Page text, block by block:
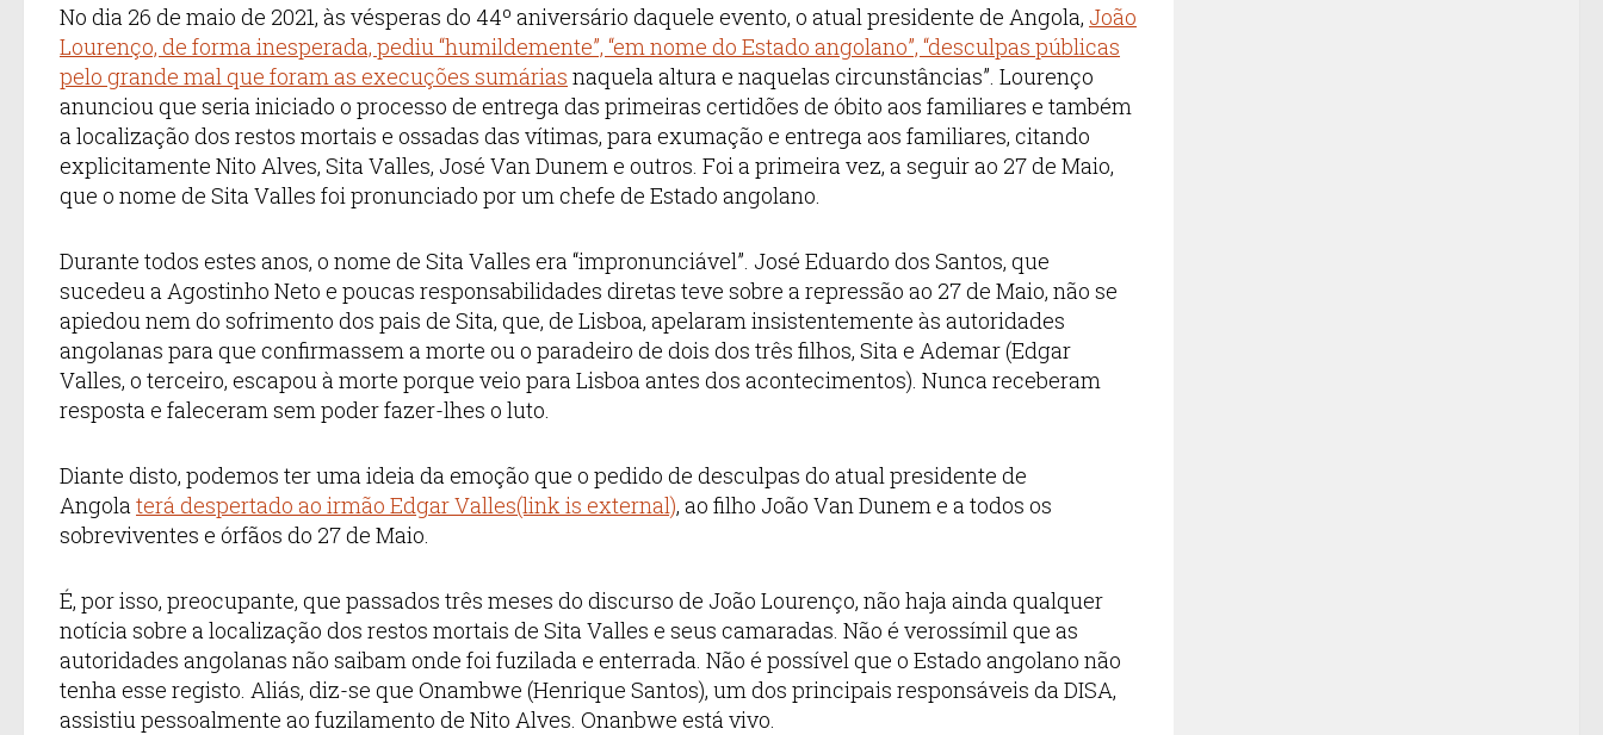
No dia 26 de maio de 2021, às vésperas do 44º aniversário daquele evento, o atual presidente de Angola, João
Lourenço, de forma inesperada, pediu “humildemente”, “em nome do Estado angolano”, “desculpas públicas
pelo grande mal que foram as execuções sumárias naquela altura e naquelas circunstâncias”. Lourenço
anunciou que seria iniciado o processo de entrega das primeiras certidões de óbito aos familiares e também
a localização dos restos mortais e ossadas das vítimas, para exumação e entrega aos familiares, citando
explicitamente Nito Alves, Sita Valles, José Van Dunem e outros. Foi a primeira vez, a seguir ao 27 de Maio,
que o nome de Sita Valles foi pronunciado por um chefe de Estado angolano.
Durante todos estes anos, o nome de Sita Valles era “impronunciável”. José Eduardo dos Santos, que
sucedeu a Agostinho Neto e poucas responsabilidades diretas teve sobre a repressão ao 27 de Maio, não se
apiedou nem do sofrimento dos pais de Sita, que, de Lisboa, apelaram insistentemente às autoridades
angolanas para que confirmassem a morte ou o paradeiro de dois dos três filhos, Sita e Ademar (Edgar
Valles, o terceiro, escapou à morte porque veio para Lisboa antes dos acontecimentos). Nunca receberam
resposta e faleceram sem poder fazer-lhes o luto.
Diante disto, podemos ter uma ideia da emoção que o pedido de desculpas do atual presidente de
Angola terá despertado ao irmão Edgar Valles(link is external), ao filho João Van Dunem e a todos os
sobreviventes e órfãos do 27 de Maio.
É, por isso, preocupante, que passados três meses do discurso de João Lourenço, não haja ainda qualquer
notícia sobre a localização dos restos mortais de Sita Valles e seus camaradas. Não é verossímil que as
autoridades angolanas não saibam onde foi fuzilada e enterrada. Não é possível que o Estado angolano não
tenha esse registo. Aliás, diz-se que Onambwe (Henrique Santos), um dos principais responsáveis da DISA,
assistiu pessoalmente ao fuzilamento de Nito Alves. Onanbwe está vivo.